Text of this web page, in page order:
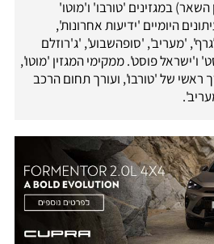
במגזינים 'טורבו' ו'מוטו'
היומיים 'ידיעות אחרונות',
'מעריב', 'סופהשבוע', 'ג'רוזלם
פוסט'. ממקימי המגזין 'מוטו',
של 'טורבו', ועורך תחום הרכב